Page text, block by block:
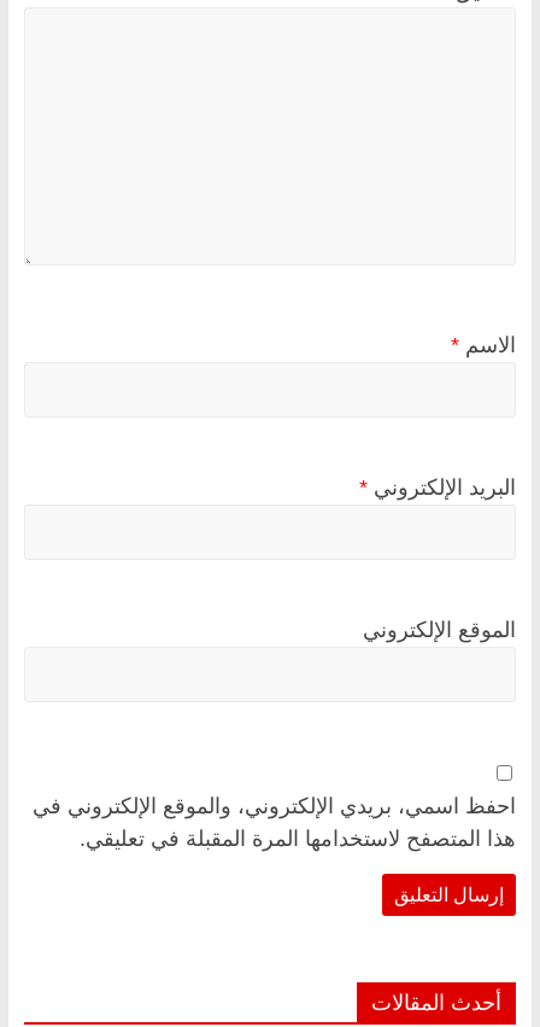
الاسم *
البريد الإلكتروني *
الموقع الإلكتروني
احفظ اسمي، بريدي الإلكتروني، والموقع الإلكتروني في
هذا المتصفح لاستخدامها المرة المقبلة في تعليقي.
أحدث المقالات